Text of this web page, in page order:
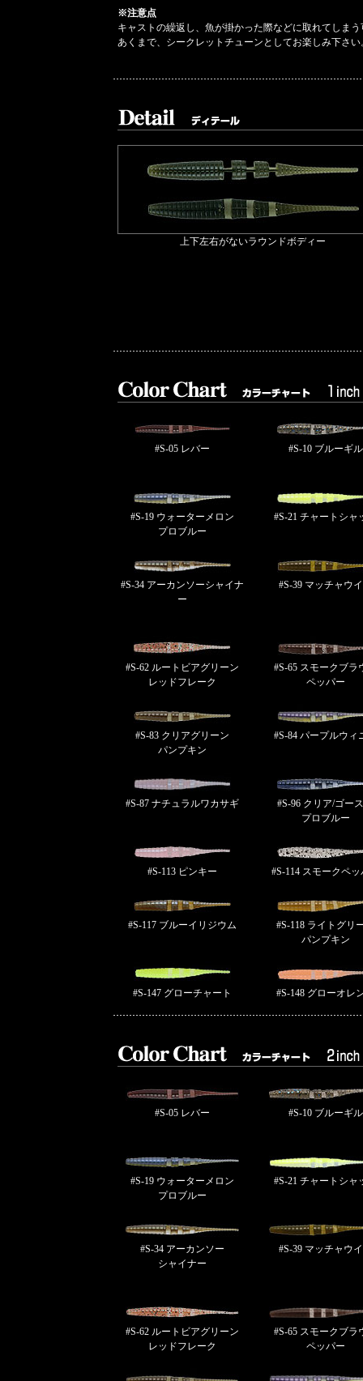
※注意点
キャストの繰返し、魚が掛かった際などに取れてしま
あくまで、シークレットチューンとしてお楽しみ下さい
上下左右がないラウンドボディー
#S-05 レバー #S-10 ブルーギル
#S-19 ウォーターメロン
プロブルー
#S-21 チャートシャ
#S-34 アーカンソーシャイナ
ー
#S-39 マッチャウ
#S-62 ルートビアグリーン
レッドフレーク
#S-65 スモークブラ
ペッパー
#S-83 クリアグリーン
パンプキン
#S-84 パープルウィ
#S-87 ナチュラルワカサギ
#S-96 クリア/ゴー
プロブルー
#S-113 ピンキー #S-114 スモークペッ
#S-117 ブルーイリジウム
#S-118 ライトグリ
パンプキン
#S-147 グローチャート #S-148 グローオレ
#S-05 レバー #S-10 ブルーギル
#S-19 ウォーターメロン
プロブルー
#S-21 チャートシャ
#S-34 アーカンソー
シャイナー
#S-39 マッチャウ
#S-62 ルートビアグリーン
レッドフレーク
#S-65 スモークブラ
ペッパー